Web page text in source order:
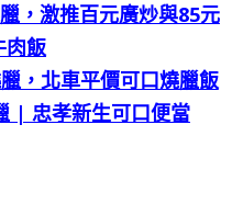
，激推百元廣炒與85元
肉飯
，北車平價可口燒臘飯
| 忠孝新生可口便當